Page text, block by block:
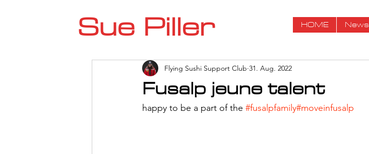
Sue Piller HOME News
Fusalp jeune talent
Flying Sushi Support Club 31. Aug. 2022
happy to be a part of the #fusalpfamily#moveinfusalp